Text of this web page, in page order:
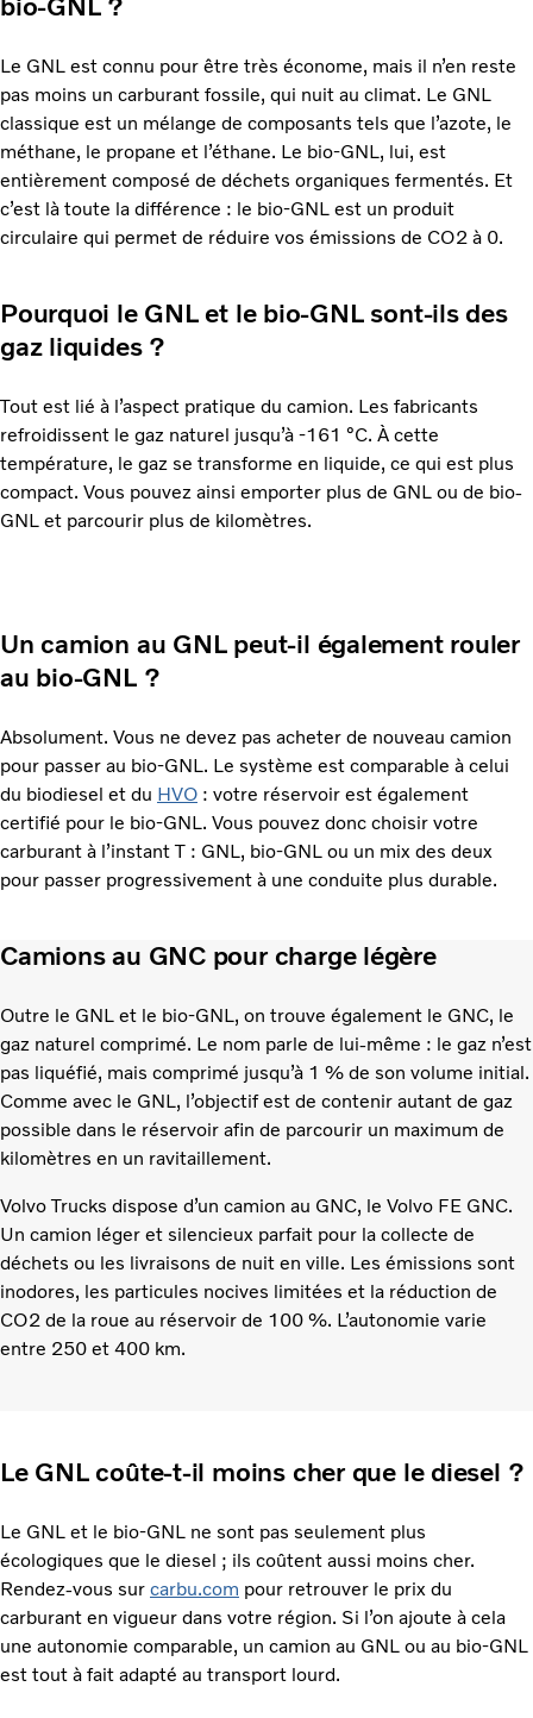
bio-GNL ?
Le GNL est connu pour être très économe, mais il n’en reste
pas moins un carburant fossile, qui nuit au climat. Le GNL
classique est un mélange de composants tels que l’azote, le
méthane, le propane et l’éthane. Le bio-GNL, lui, est
entièrement composé de déchets organiques fermentés. Et
c’est là toute la différence : le bio-GNL est un produit
circulaire qui permet de réduire vos émissions de CO2 à 0.
Pourquoi le GNL et le bio-GNL sont-ils des
gaz liquides ?
Tout est lié à l’aspect pratique du camion. Les fabricants
refroidissent le gaz naturel jusqu’à -161 °C. À cette
température, le gaz se transforme en liquide, ce qui est plus
compact. Vous pouvez ainsi emporter plus de GNL ou de bio-
GNL et parcourir plus de kilomètres.
Un camion au GNL peut-il également rouler
au bio-GNL ?
Absolument. Vous ne devez pas acheter de nouveau camion
pour passer au bio-GNL. Le système est comparable à celui
du biodiesel et du HVO : votre réservoir est également
certifié pour le bio-GNL. Vous pouvez donc choisir votre
carburant à l’instant T : GNL, bio-GNL ou un mix des deux
pour passer progressivement à une conduite plus durable.
Camions au GNC pour charge légère
Outre le GNL et le bio-GNL, on trouve également le GNC, le
gaz naturel comprimé. Le nom parle de lui-même : le gaz n’est
pas liquéfié, mais comprimé jusqu’à 1 % de son volume initial.
Comme avec le GNL, l’objectif est de contenir autant de gaz
possible dans le réservoir afin de parcourir un maximum de
kilomètres en un ravitaillement.
Volvo Trucks dispose d’un camion au GNC, le Volvo FE GNC.
Un camion léger et silencieux parfait pour la collecte de
déchets ou les livraisons de nuit en ville. Les émissions sont
inodores, les particules nocives limitées et la réduction de
CO2 de la roue au réservoir de 100 %. L’autonomie varie
entre 250 et 400 km.
Le GNL coûte-t-il moins cher que le diesel ?
Le GNL et le bio-GNL ne sont pas seulement plus
écologiques que le diesel ; ils coûtent aussi moins cher.
Rendez-vous sur carbu.com pour retrouver le prix du
carburant en vigueur dans votre région. Si l’on ajoute à cela
une autonomie comparable, un camion au GNL ou au bio-GNL
est tout à fait adapté au transport lourd.